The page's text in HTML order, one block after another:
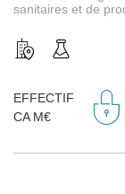
sanitaires et de
EFFECTIF
CA M€